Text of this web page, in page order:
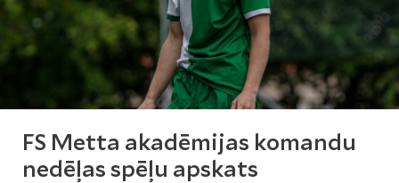
FS Metta akadēmijas komandu
nedēļas spēļu apskats